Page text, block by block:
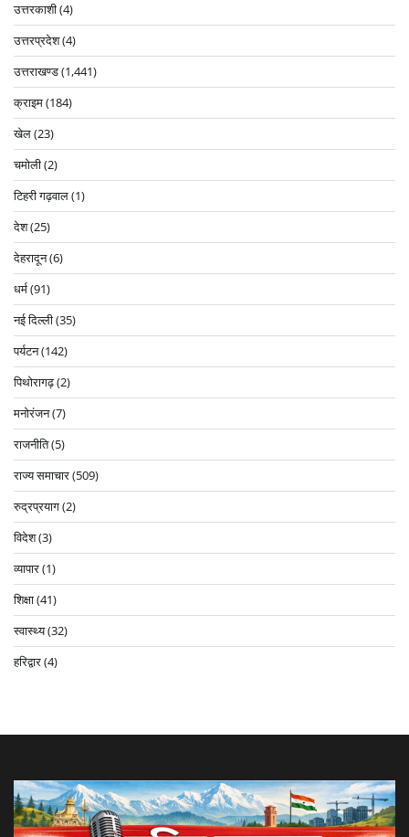
उत्तरकाशी(4)
उत्तरप्रदेश(4)
उत्तराखण्ड(1,441)
क्राइम(184)
खेल(23)
चमोली(2)
टिहरी गढ़वाल(1)
देश(25)
देहरादून(6)
धर्म(91)
नई दिल्ली(35)
पर्यटन(142)
पिथोरागढ़(2)
मनोरंजन(7)
राजनीति(5)
राज्य समाचार(509)
रुद्रप्रयाग(2)
विदेश(3)
व्यापार(1)
शिक्षा(41)
स्वास्थ्य(32)
हरिद्वार(4)